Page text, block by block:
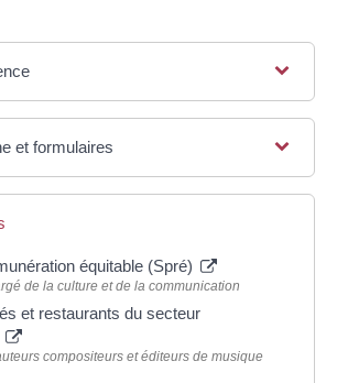
et formulaires
équitable (Spré)
de la culture et de la communication
et restaurants du secteur
compositeurs et éditeurs de musique